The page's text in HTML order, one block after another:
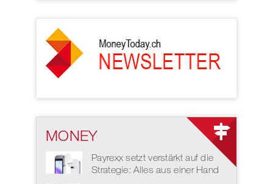
MONEY
Payrexx setzt verstärkt auf die
Strategie: Alles aus einer Hand